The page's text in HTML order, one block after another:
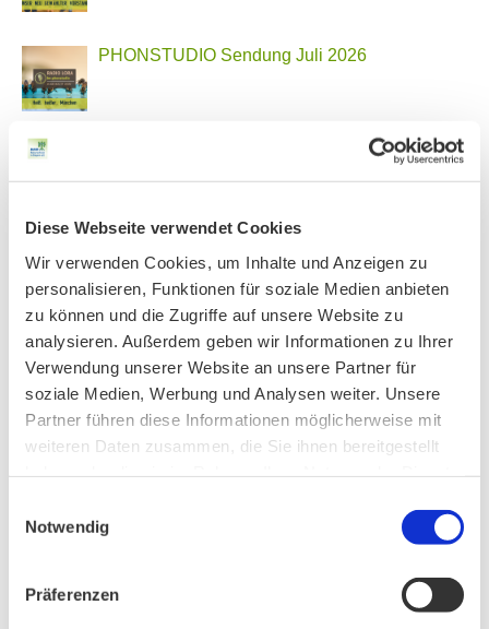
Diese Webseite verwendet Cookies
Wir verwenden Cookies, um Inhalte und Anzeigen zu
personalisieren, Funktionen für soziale Medien anbieten
zu können und die Zugriffe auf unsere Website zu
analysieren. Außerdem geben wir Informationen zu Ihrer
Verwendung unserer Website an unsere Partner für
soziale Medien, Werbung und Analysen weiter. Unsere
Partner führen diese Informationen möglicherweise mit
weiteren Daten zusammen, die Sie ihnen bereitgestellt
Notwendig
Präferenzen
PHONSTUDIO Sendung Juli 2026
Ankündigung Jahres-Mitgliederversammlung
2026
BN MÜNCHEN AUF SOCIAL MEDIA
AKTIV IN STADT UND LANDKREIS MÜNCHEN: